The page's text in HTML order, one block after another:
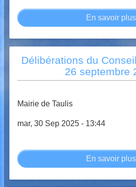
En savoir plus
Délibérations du
26 septembre
Mairie de Taulis
mar, 30 Sep 2025 - 13:44
En savoir plus